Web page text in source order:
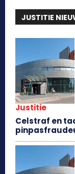
JUSTITIE
Justitie
Celstraf en